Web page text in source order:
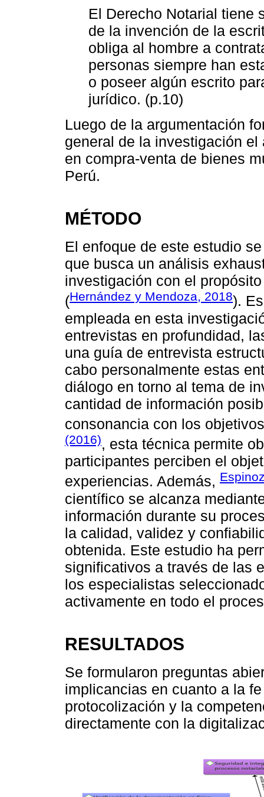
El Derecho Notarial tiene
de la invención de la
obliga al hombre a
personas siempre han
o poseer algún escrito
jurídico. (p.10)
Luego de la argumentación
general de la investigación
en compra-venta de bienes
Perú.
MÉTODO
El enfoque de este estudio
que busca un análisis
investigación con el
(Hernández y Mendoza, 2018).
empleada en esta
entrevistas en profundidad,
una guía de entrevista
cabo personalmente estas
diálogo en torno al tema de
cantidad de información
consonancia con los
(2016), esta técnica permite
participantes perciben el
experiencias. Además,
científico se alcanza
información durante su
la calidad, validez y
obtenida. Este estudio ha
significativos a través de las
los especialistas
activamente en todo el
RESULTADOS
Se formularon preguntas
implicancias en cuanto a la
protocolización y la
directamente con la